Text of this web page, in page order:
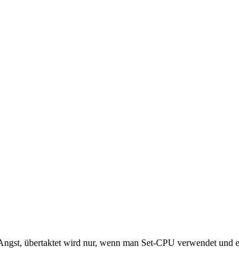
übertaktet wird nur, wenn man Set-CPU verwendet